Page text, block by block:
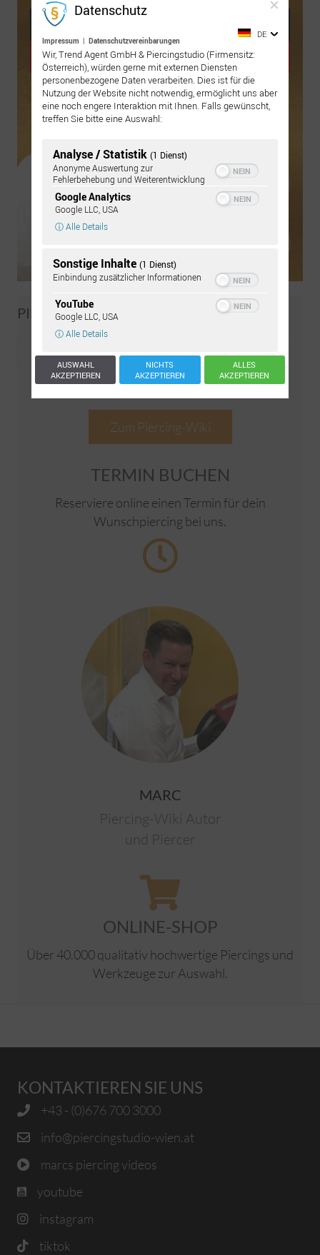
PIERCING-WIKI SUCHE
Zum Piercing-Wiki
TERMIN BUCHEN
Reserviere online einen Termin für dein
Wunschpiercing bei uns.
MARC
Piercing-Wiki Autor
und Piercer
ONLINE-SHOP
Über 40.000 qualitativ hochwertige Piercings und
Werkzeuge zur Auswahl.
KONTAKTIEREN SIE UNS
+43 - (0)676 700 3000
info@piercingstudio-wien.at
marcs piercing videos
youtube
instagram
tiktok
Datenschutz
Impressum | Datenschutzvereinbarungen
DE
Wir, Trend Agent GmbH & Piercingstudio (Firmensitz:
Österreich), würden gerne mit externen Diensten
personenbezogene Daten verarbeiten. Dies ist für die
Nutzung der Website nicht notwendig, ermöglicht uns aber
eine noch engere Interaktion mit Ihnen. Falls gewünscht,
treffen Sie bitte eine Auswahl:
Analyse / Statistik (1 Dienst)
Anonyme Auswertung zur
Fehlerbehebung und Weiterentwicklung
Google Analytics
Google LLC, USA
ⓘ Alle Details
Sonstige Inhalte (1 Dienst)
Einbindung zusätzlicher Informationen
YouTube
Google LLC, USA
ⓘ Alle Details
AUSWAHL
AKZEPTIEREN
NICHTS
AKZEPTIEREN
ALLES
AKZEPTIEREN